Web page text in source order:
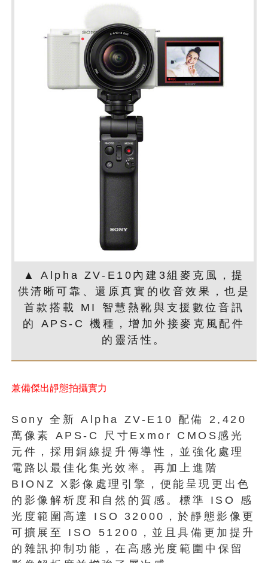
▲ Alpha ZV-E10內建3組麥克風，提
供清晰可靠、還原真實的收音效果，也是
首款搭載 MI 智慧熱靴與支援數位音訊
的 APS-C 機種，增加外接麥克風配件
的靈活性。
兼備傑出靜態拍攝實力
Sony 全新 Alpha ZV-E10 配備 2,420
萬像素 APS-C 尺寸Exmor CMOS感光
元件，採用銅線提升傳導性，並強化處理
電路以最佳化集光效率。再加上進階
BIONZ X影像處理引擎，便能呈現更出色
的影像解析度和自然的質感。標準 ISO 感
光度範圍高達 ISO 32000，於靜態影像更
可擴展至 ISO 51200，並且具備更加提升
的雜訊抑制功能，在高感光度範圍中保留